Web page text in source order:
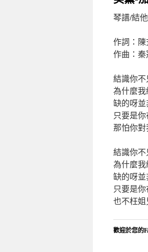
琴譜/結
作詞：陳
作曲：秦
結識你
為什麼
缺的呀
只要是
那怕你
結識你
為什麼
缺的呀
只要是
也不枉
歡迎於您的